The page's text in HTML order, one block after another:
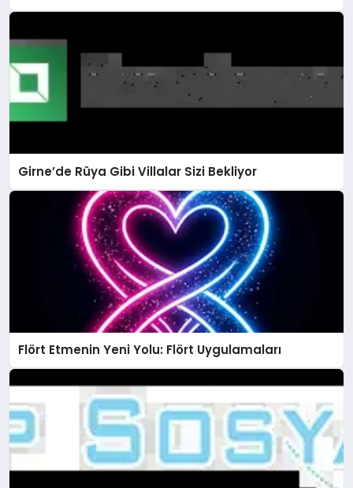
Girne’de Rüya Gibi Villalar Sizi Bekliyor
Flört Etmenin Yeni Yolu: Flört Uygulamaları